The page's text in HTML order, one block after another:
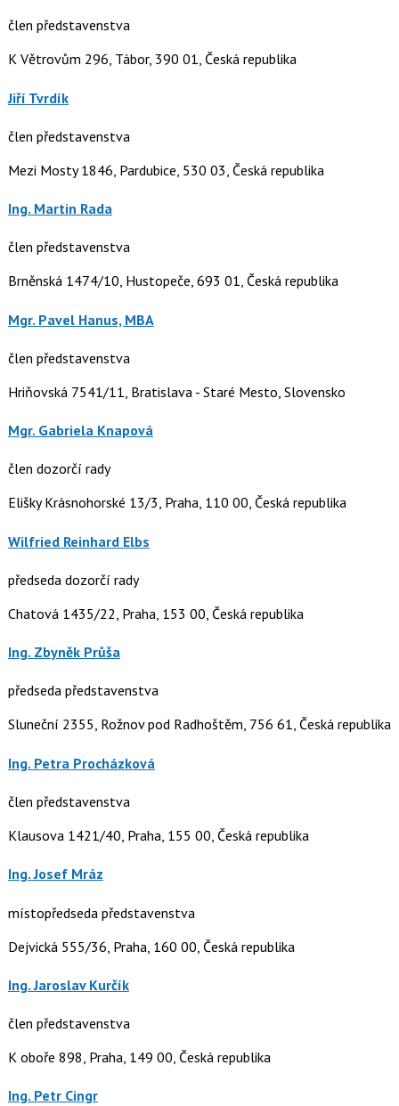
člen představenstva
K Větrovům 296, Tábor, 390 01, Česká republika
Jiří Tvrdík
člen představenstva
Mezi Mosty 1846, Pardubice, 530 03, Česká republika
Ing. Martin Rada
člen představenstva
Brněnská 1474/10, Hustopeče, 693 01, Česká republika
Mgr. Pavel Hanus, MBA
člen představenstva
Hriňovská 7541/11, Bratislava - Staré Mesto, Slovensko
Mgr. Gabriela Knapová
člen dozorčí rady
Elišky Krásnohorské 13/3, Praha, 110 00, Česká republika
Wilfried Reinhard Elbs
předseda dozorčí rady
Chatová 1435/22, Praha, 153 00, Česká republika
Ing. Zbyněk Průša
předseda představenstva
Sluneční 2355, Rožnov pod Radhoštěm, 756 61, Česká republika
Ing. Petra Procházková
člen představenstva
Klausova 1421/40, Praha, 155 00, Česká republika
Ing. Josef Mráz
místopředseda představenstva
Dejvická 555/36, Praha, 160 00, Česká republika
Ing. Jaroslav Kurčík
člen představenstva
K oboře 898, Praha, 149 00, Česká republika
Ing. Petr Cingr